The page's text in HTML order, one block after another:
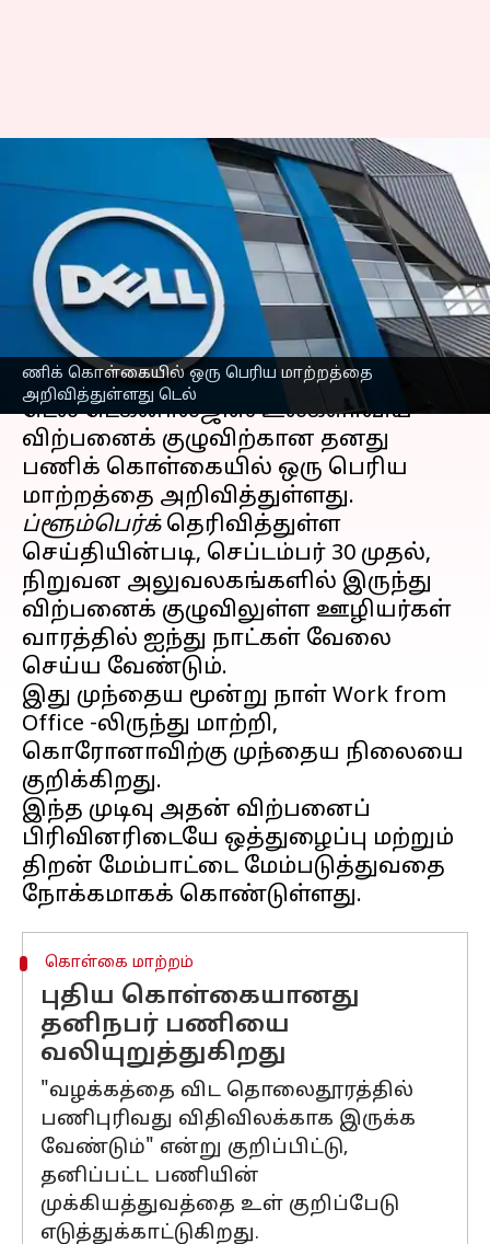
ணிக் கொள்கையில் ஒரு பெரிய மாற்றத்தை
அறிவித்துள்ளது டெல்
பணிக்கொள்கையில்
பெரும் மாற்றத்தை
அறிவித்துள்ள டெல்
நிறுவனம்
எழுதியவர் Venkatalakshmi V Sep 27, 2024 12:33 pm
செய்தி முன்னோட்டம்
டெல் டெக்னாலஜிஸ் உலகளாவிய
விற்பனைக் குழுவிற்கான தனது
பணிக் கொள்கையில் ஒரு பெரிய
ப்ளூம்பெர்க்தெரிவித்துள்ள
செய்தியின்படி, செப்டம்பர் 30 முதல்,
நிறுவன அலுவலகங்களில் இருந்து
விற்பனைக் குழுவிலுள்ள ஊழியர்கள்
வாரத்தில் ஐந்து நாட்கள் வேலை
செய்ய வேண்டும்.
இது முந்தைய மூன்று நாள் Work from
Office -லிருந்து மாற்றி,
கொரோனாவிற்கு முந்தைய நிலையை
குறிக்கிறது.
இந்த முடிவு அதன் விற்பனைப்
பிரிவினரிடையே ஒத்துழைப்பு மற்றும்
திறன் மேம்பாட்டை மேம்படுத்துவதை
கொள்கை மாற்றம்
புதிய கொள்கையானது
தனிநபர் பணியை
வலியுறுத்துகிறது
"வழக்கத்தை விட தொலைதூரத்தில்
பணிபுரிவது விதிவிலக்காக இருக்க
வேண்டும்" என்று குறிப்பிட்டு,
தனிப்பட்ட பணியின்
முக்கியத்துவத்தை உள் குறிப்பேடு
எடுத்துக்காட்டுகிறது.